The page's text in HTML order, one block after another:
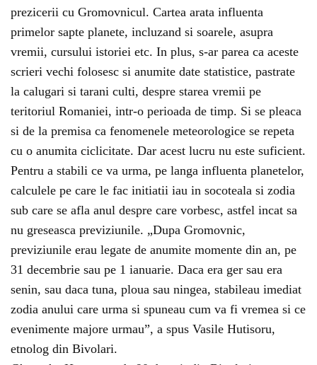
prezicerii cu Gromovnicul. Cartea arata influenta
primelor sapte planete, incluzand si soarele, asupra
vremii, cursului istoriei etc. In plus, s-ar parea ca aceste
scrieri vechi folosesc si anumite date statistice, pastrate
la calugari si tarani culti, despre starea vremii pe
teritoriul Romaniei, intr-o perioada de timp. Si se pleaca
si de la premisa ca fenomenele meteorologice se repeta
cu o anumita ciclicitate. Dar acest lucru nu este suficient.
Pentru a stabili ce va urma, pe langa influenta planetelor,
calculele pe care le fac initiatii iau in socoteala si zodia
sub care se afla anul despre care vorbesc, astfel incat sa
nu greseasca previziunile. „Dupa Gromovnic,
previziunile erau legate de anumite momente din an, pe
31 decembrie sau pe 1 ianuarie. Daca era ger sau era
senin, sau daca tuna, ploua sau ningea, stabileau imediat
zodia anului care urma si spuneau cum va fi vremea si ce
evenimente majore urmau”, a spus Vasile Hutisoru,
etnolog din Bivolari.